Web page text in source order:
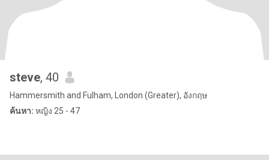
steve, 40
Hammersmith and Fulham, London (Greater), อังกฤษ
ค้นหา: หญิง 25 - 47